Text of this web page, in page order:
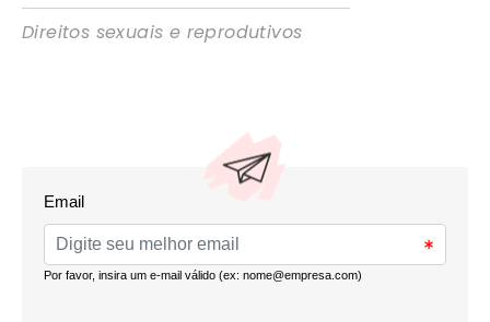
Direitos sexuais e reprodutivos